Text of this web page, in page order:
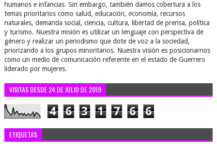
humanos e infancias. Sin embargo, también damos cobertura a los
temas prioritarios como salud, educación, economía, recursos
naturales, demanda social, ciencia, cultura, libertad de prensa, política
y turismo. Nuestra misión es utilizar un lenguaje con perspectiva de
género y realizar un periodismo que dote de voz a la sociedad,
priorizando a los grupos minoritarios. Nuestra visión es posicionarnos
como un medio de comunicación referente en el estado de Guerrero
liderado por mujeres.
VISITAS DESDE 24 DE JULIO DE 2019
4 6 3 1 7 6 6
ETIQUETAS